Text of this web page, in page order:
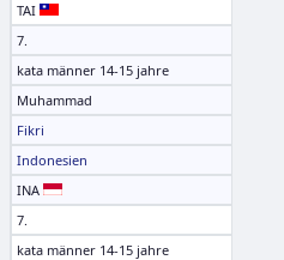
TAI
7.
kata männer 14-15 jahre
Muhammad
Fikri
Indonesien
INA
7.
kata männer 14-15 jahre